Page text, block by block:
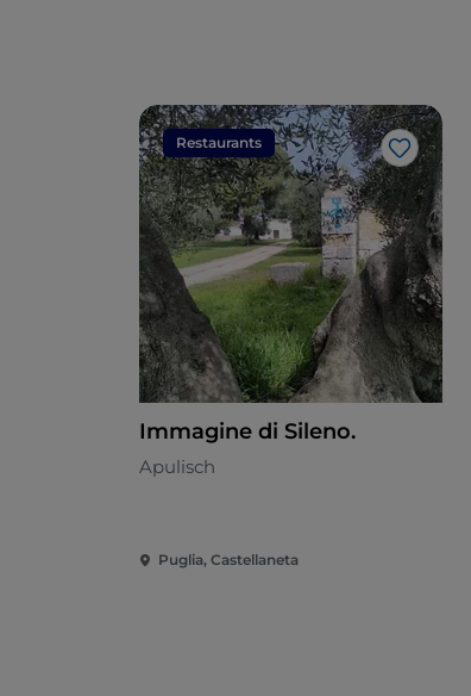
Restaurants
Like
Immagine di Sileno.
Apulisch
Puglia, Castellaneta